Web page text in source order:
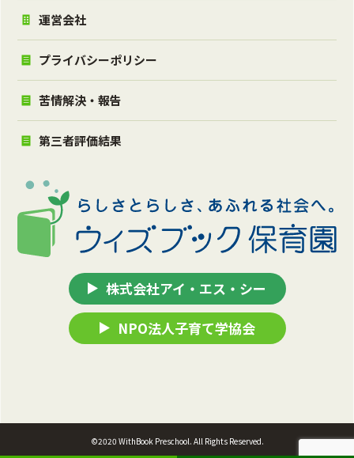
株式会社アイ・エス・シー
NPO法人子育て学協会
運営会社
プライバシーポリシー
苦情解決・報告
第三者評価結果
©2020 WithBook Preschool. All Rights Reserved.